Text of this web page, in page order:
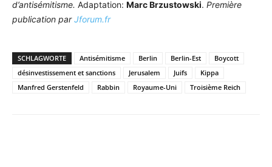
d’antisémitisme. Adaptation: Marc Brzustowski. Première
publication parJforum.fr
SCHLAGWORTE Antisémitisme Berlin Berlin-Est
Boycott
désinvestissement et sanctions
Jerusalem Juifs
Kippa
Manfred Gerstenfeld
Rabbin Royaume-Uni Troisième Reich